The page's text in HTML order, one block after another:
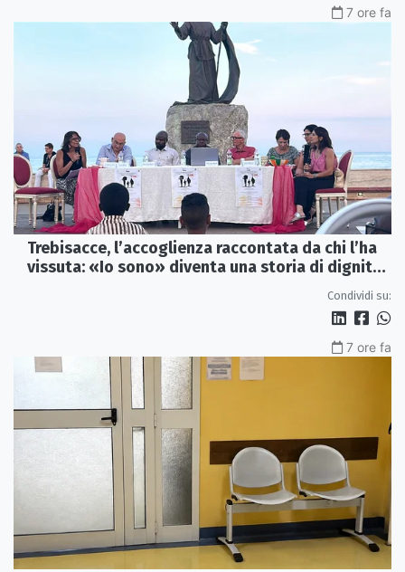
7 ore fa
Trebisacce, l’accoglienza raccontata da chi l’ha
vissuta: «Io sono» diventa una storia di dignità
Condividi su:
7 ore fa